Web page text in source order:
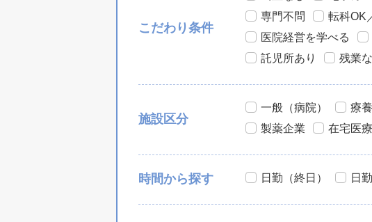
こだわり条件
専門不問
転科OK
医院経営を学べる
託児所あり
残業
施設区分
一般（病院） 療
製薬企業
在宅医療
時間から探す 日勤（終日） 日